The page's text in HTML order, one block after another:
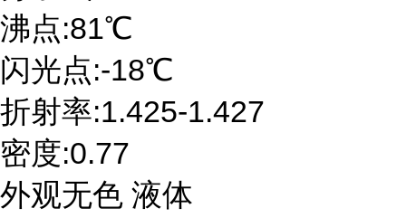
沸点:81℃
闪光点:-18℃
折射率:1.425-1.427
密度:0.77
外观无色 液体